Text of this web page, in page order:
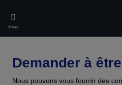
main
content
Menu
Demander à
Nous pouvons vous fournir des